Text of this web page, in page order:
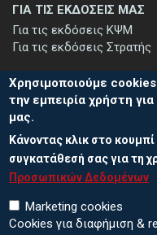
ΓΙΑ ΤΙΣ ΕΚΔΟΣΕΙΣ ΜΑΣ
Για τις εκδόσεις ΚΨΜ
Για τις εκδόσεις Στρατής
ΕΓΓΡΑΦΗ ΣΤΟ
Μείνετε ενημερωμένοι για
μας - εγγραφείτε στο
Χρησιμοποιούμε
την εμπειρία χρήστη
μας.
Κάνοντας κλικ στο
συγκατάθεσή σας για τη
Προσωπικών Δεδομένων
Marketing cookies
Cookies για διαφήμιση &